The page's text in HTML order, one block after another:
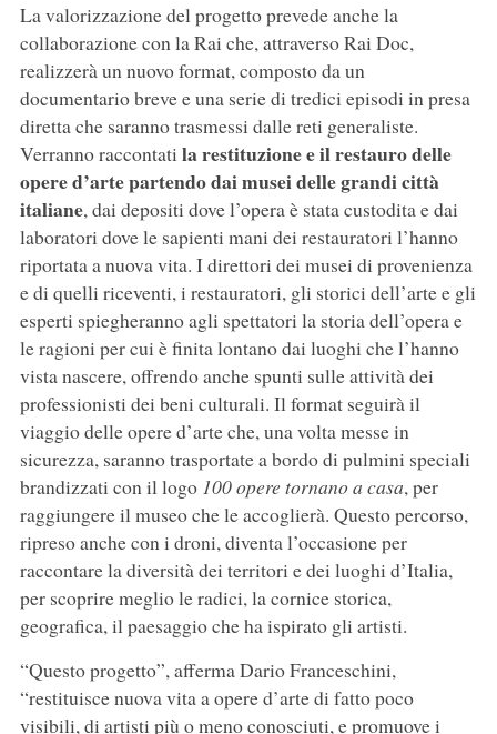
La valorizzazione del progetto prevede anche la
collaborazione con la Rai che, attraverso Rai Doc,
realizzerà un nuovo format, composto da un
documentario breve e una serie di tredici episodi in presa
diretta che saranno trasmessi dalle reti generaliste.
Verranno raccontati la restituzione e il restauro delle
opere d’arte partendo dai musei delle grandi città
italiane, dai depositi dove l’opera è stata custodita e dai
laboratori dove le sapienti mani dei restauratori l’hanno
riportata a nuova vita. I direttori dei musei di provenienza
e di quelli riceventi, i restauratori, gli storici dell’arte e gli
esperti spiegheranno agli spettatori la storia dell’opera e
le ragioni per cui è finita lontano dai luoghi che l’hanno
vista nascere, offrendo anche spunti sulle attività dei
professionisti dei beni culturali. Il format seguirà il
viaggio delle opere d’arte che, una volta messe in
sicurezza, saranno trasportate a bordo di pulmini speciali
brandizzati con il logo 100 opere tornano a casa, per
raggiungere il museo che le accoglierà. Questo percorso,
ripreso anche con i droni, diventa l’occasione per
raccontare la diversità dei territori e dei luoghi d’Italia,
per scoprire meglio le radici, la cornice storica,
geografica, il paesaggio che ha ispirato gli artisti.
“Questo progetto”, afferma Dario Franceschini,
“restituisce nuova vita a opere d’arte di fatto poco
visibili, di artisti più o meno conosciuti, e promuove i